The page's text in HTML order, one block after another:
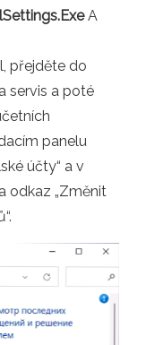
A
přejděte do
servis a poté
panelu
účty“ a v
odkaz „Změnit